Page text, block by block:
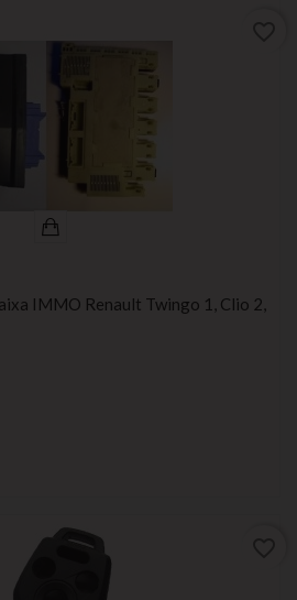
IMMO Renault Twingo 1, Clio 2,